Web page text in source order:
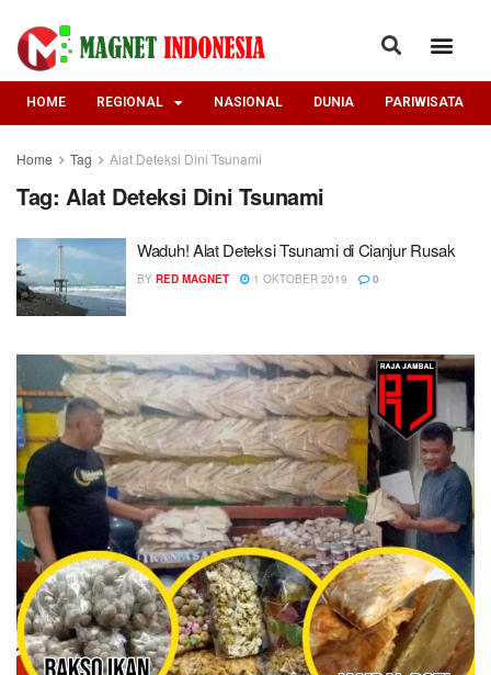
HOME REGIONAL NASIONAL DUNIA PARIWISATA
Home Tag Alat Deteksi Dini Tsunami
Tag: Alat Deteksi Dini Tsunami
Waduh! Alat Deteksi Tsunami di Cianjur Rusak
BY RED MAGNET 1 OKTOBER 2019 0